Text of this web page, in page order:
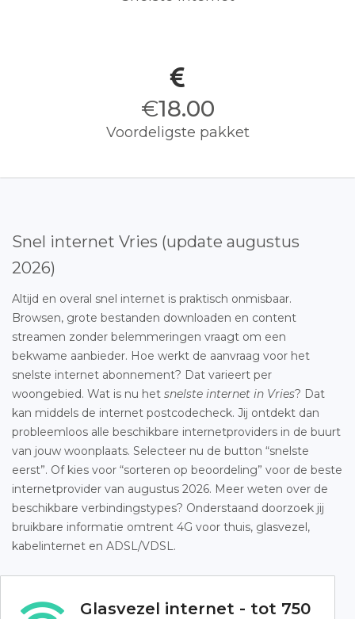
€18.00
Voordeligste pakket
Snel internet Vries (update augustus
2026)
Altijd en overal snel internet is praktisch onmisbaar.
Browsen, grote bestanden downloaden en content
streamen zonder belemmeringen vraagt om een
bekwame aanbieder. Hoe werkt de aanvraag voor het
snelste internet abonnement? Dat varieert per
woongebied. Wat is nu het snelste internet in Vries? Dat
kan middels de internet postcodecheck. Jij ontdekt dan
probleemloos alle beschikbare internetproviders in de buurt
van jouw woonplaats. Selecteer nu de button “snelste
eerst”. Of kies voor “sorteren op beoordeling” voor de beste
internetprovider van augustus 2026. Meer weten over de
beschikbare verbindingstypes? Onderstaand doorzoek jij
bruikbare informatie omtrent 4G voor thuis, glasvezel,
kabelinternet en ADSL/VDSL.
Glasvezel internet - tot 750